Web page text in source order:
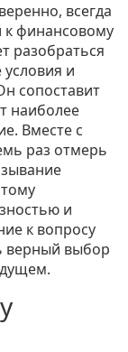
всегда
к финансовому
разобраться
и
сопоставит
наиболее
Вместе с
раз отмерь
и
к вопросу
верный выбор